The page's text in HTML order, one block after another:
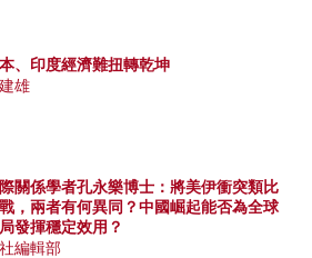
、印度經濟難扭轉乾坤
雄
關係學者孔永樂博士：將美伊衝突類比
，兩者有何異同？中國崛起能否為全球
發揮穩定效用？
編輯部